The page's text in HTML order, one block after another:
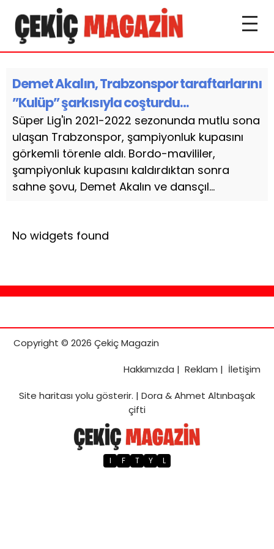
Demet Akalın, Trabzonspor taraftarlarını
”Kulüp” şarkısıyla coşturdu…
Süper Lig'in 2021-2022 sezonunda mutlu sona
ulaşan Trabzonspor, şampiyonluk kupasını
görkemli törenle aldı. Bordo-mavililer,
şampiyonluk kupasını kaldırdıktan sonra
sahne şovu, Demet Akalın ve dansçıl...
No widgets found
Copyright © 2026 Çekiç Magazin
Hakkımızda | Reklam | İletişim
Site haritasıyolu gösterir. | Dora & Ahmet Altınbaşak
çifti
I F T Y L